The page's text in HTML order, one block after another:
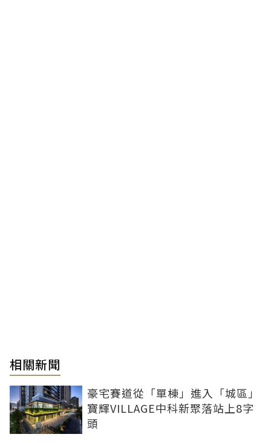
相關新聞
豪宅賽道從「單棟」進入「城區」
寶輝VILLAGE中科新聚落站上8字
頭